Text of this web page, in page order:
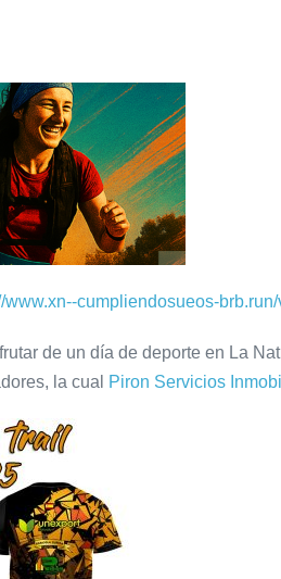
www.xn--cumpliendosueos-
de un día de deporte en La
la cual
Piron Servicios